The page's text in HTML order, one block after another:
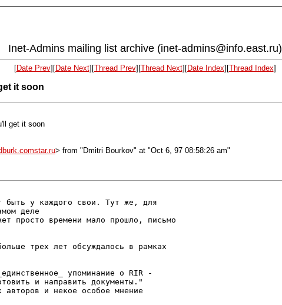
Inet-Admins mailing list archive (inet-admins@info.east.ru)
[Date Prev][Date Next][Thread Prev][Thread Next][Date Index][Thread Index]
it soon
get it soon
> from "Dmitri Bourkov" at "Oct 6, 97 08:58:26 am"
быть у каждого свои. Тут же, для
деле
просто времени мало прошло, письмо
трех лет обсуждалось в рамках
упоминание о RIR -
и направить документы."
авторов и некое особое мнение